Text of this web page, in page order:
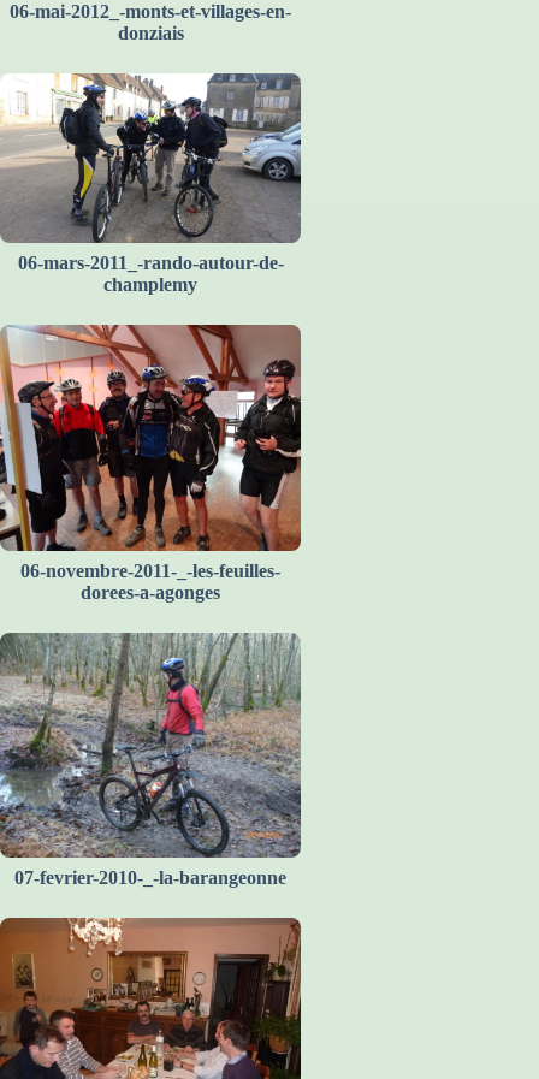
06-mai-2012_-monts-et-villages-en-
donziais
06-mars-2011_-rando-autour-de-
champlemy
06-novembre-2011-_-les-feuilles-
dorees-a-agonges
07-fevrier-2010-_-la-barangeonne